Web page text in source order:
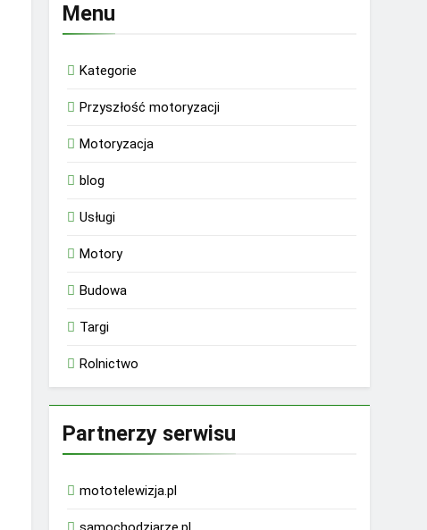
Menu
Kategorie
Przyszłość motoryzacji
Motoryzacja
blog
Usługi
Motory
Budowa
Targi
Rolnictwo
Partnerzy serwisu
mototelewizja.pl